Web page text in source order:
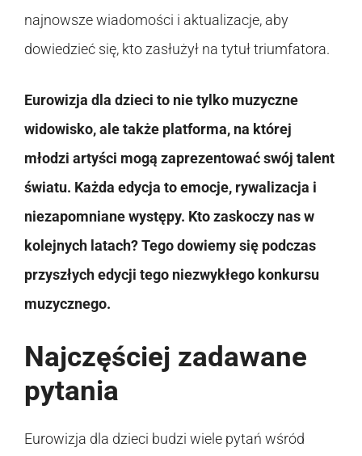
najnowsze wiadomości i aktualizacje, aby
dowiedzieć się, kto zasłużył na tytuł triumfatora.
Eurowizja dla dzieci to nie tylko muzyczne
widowisko, ale także platforma, na której
młodzi artyści mogą zaprezentować swój talent
światu. Każda edycja to emocje, rywalizacja i
niezapomniane występy. Kto zaskoczy nas w
kolejnych latach? Tego dowiemy się podczas
przyszłych edycji tego niezwykłego konkursu
muzycznego.
Najczęściej zadawane
pytania
Eurowizja dla dzieci budzi wiele pytań wśród